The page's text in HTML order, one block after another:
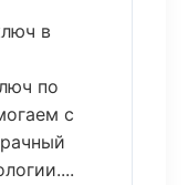
в
по
с